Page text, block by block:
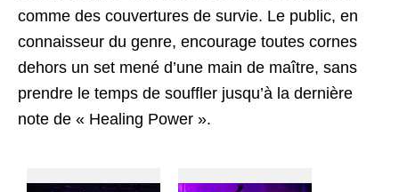
comme des couvertures de survie. Le public, en
connaisseur du genre, encourage toutes cornes
dehors un set mené d’une main de maître, sans
prendre le temps de souffler jusqu’à la dernière
note de « Healing Power ».